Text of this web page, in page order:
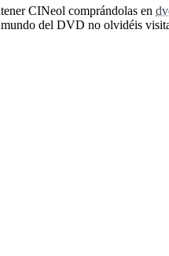
CINeol comprándolas en
del DVD no olvidéis